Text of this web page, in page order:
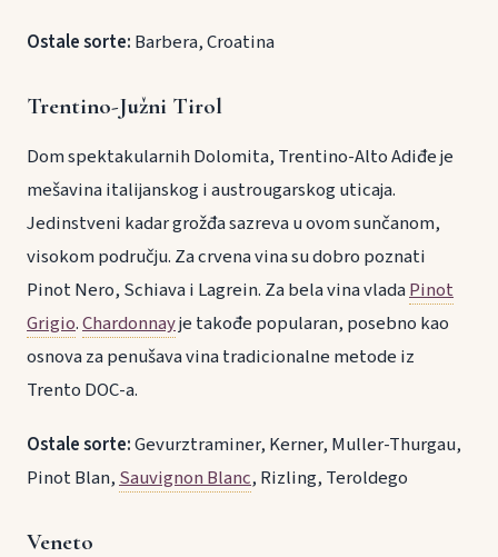
Ostale sorte: Barbera, Croatina
Trentino-Južni Tirol
Dom spektakularnih Dolomita, Trentino-Alto Adiđe je
mešavina italijanskog i austrougarskog uticaja.
Jedinstveni kadar grožđa sazreva u ovom sunčanom,
visokom području. Za crvena vina su dobro poznati
Pinot Nero, Schiava i Lagrein. Za bela vina vladaPinot
Grigio.Chardonnayje takođe popularan, posebno kao
osnova za penušava vina tradicionalne metode iz
Trento DOC-a.
Ostale sorte:Gevurztraminer, Kerner, Muller-Thurgau,
Pinot Blan,Sauvignon Blanc, Rizling, Teroldego
Veneto